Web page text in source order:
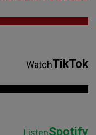
WatchTikTok
ListenSpotify